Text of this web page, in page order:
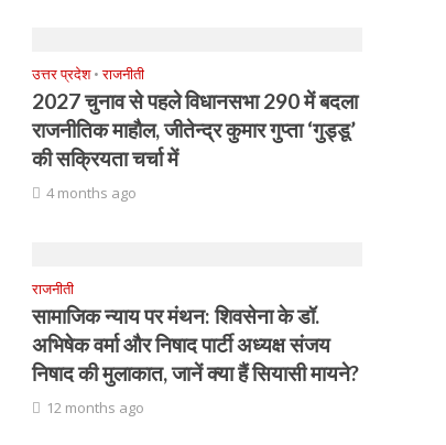
उत्तर प्रदेश • राजनीती
2027 चुनाव से पहले विधानसभा 290 में बदला
राजनीतिक माहौल, जीतेन्द्र कुमार गुप्ता ‘गुड्डू’
की सक्रियता चर्चा में
4 months ago
राजनीती
सामाजिक न्याय पर मंथन: शिवसेना के डॉ.
अभिषेक वर्मा और निषाद पार्टी अध्यक्ष संजय
निषाद की मुलाकात, जानें क्या हैं सियासी मायने?
12 months ago